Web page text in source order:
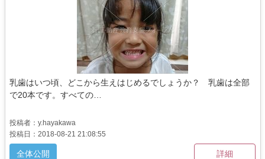
乳歯はいつ頃、どこから生えはじめるでしょうか？ 乳歯は全部
で20本です。すべての…
投稿者：y.hayakawa
投稿日：2018-08-21 21:08:55
詳細
全体公開